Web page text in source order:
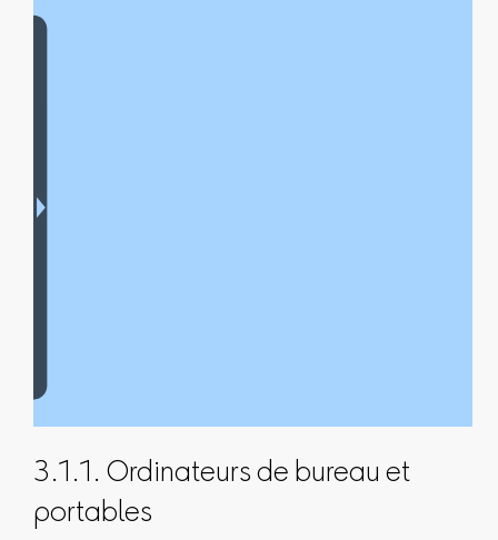
3.1.1. Ordinateurs de bureau et
portables